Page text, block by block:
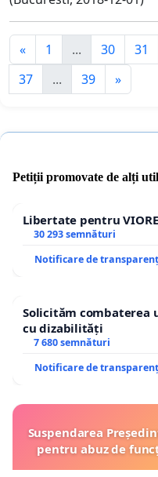
« 1 ... 30 31
37
... 39 »
Petiții promovate de alți
Libertate pentru
30 293 semnături
Notificare de
Solicităm combaterea
cu dizabilități
7 680 semnături
Notificare de
Suspendarea
pentru abuz de